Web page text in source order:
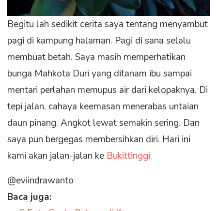
Begitu lah sedikit cerita saya tentang menyambut
pagi di kampung halaman. Pagi di sana selalu
membuat betah. Saya masih memperhatikan
bunga Mahkota Duri yang ditanam ibu sampai
mentari perlahan memupus air dari kelopaknya. Di
tepi jalan, cahaya keemasan menerabas untaian
daun pinang. Angkot lewat semakin sering. Dan
saya pun bergegas membersihkan diri. Hari ini
kami akan jalan-jalan ke Bukittinggi.
@eviindrawanto
Baca juga: